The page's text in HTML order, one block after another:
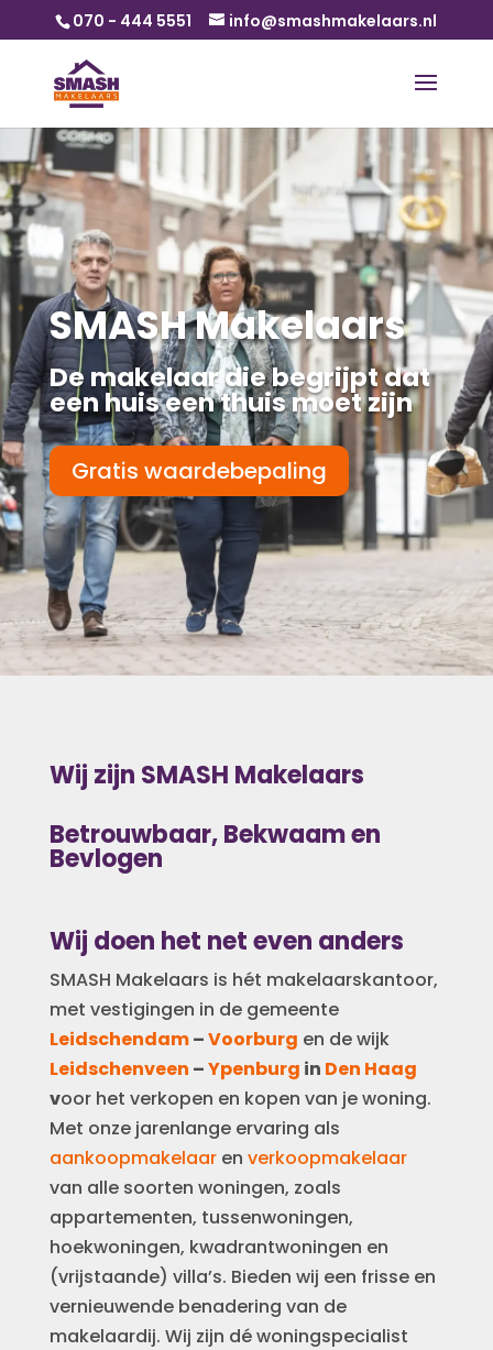
070 - 444 5551 info@smashmakelaars.nl
SMASH Makelaars
De makelaar die begrijpt dat
een huis een thuis moet zijn
Gratis waardebepaling
Wij zijn SMASH Makelaars
Betrouwbaar, Bekwaam en
Bevlogen
Wij doen het net even anders
SMASH Makelaars is hét makelaarskantoor,
met vestigingen in de gemeente
Leidschendam–Voorburg en de wijk
Leidschenveen –Ypenburg in Den Haag
voor het verkopen en kopen van je woning.
Met onze jarenlange ervaring als
aankoopmakelaaren verkoopmakelaar
van alle soorten woningen, zoals
appartementen, tussenwoningen,
hoekwoningen, kwadrantwoningen en
(vrijstaande) villa’s. Bieden wij een frisse en
vernieuwende benadering van de
makelaardij. Wij zijn dé woningspecialist